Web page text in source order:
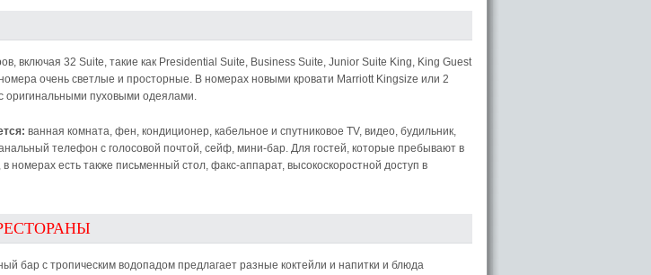
включая 32 Suite, такие как Presidential Suite, Business Suite, Junior Suite King, King Guest
очень светлые и просторные. В номерах новыми кровати Marriott Kingsize или 2
оригинальными пуховыми одеялами.
ванная комната, фен, кондиционер, кабельное и спутниковое TV, видео, будильник,
телефон с голосовой почтой, сейф, мини-бар. Для гостей, которые пребывают в
номерах есть также письменный стол, факс-аппарат, высокоскоростной доступ в
бар с тропическим водопадом предлагает разные коктейли и напитки и блюда